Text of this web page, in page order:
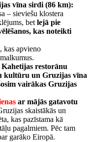
vīna sirdi (86 km):
– sieviešu klostera
betlejā pie
kas noteikti
kas apvieno
restorānu
kultūru un Gruzijas vīna
vairākas Gruzijas
ar mājās gatavotu
skaistākās un
kas pazīstama kā
pagalmiem. Pēc tam
garāko Eiropā.